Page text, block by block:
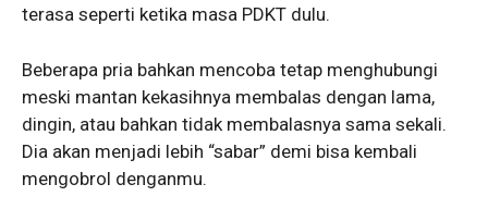
terasa seperti ketika masa PDKT dulu.
Beberapa pria bahkan mencoba tetap menghubungi
meski mantan kekasihnya membalas dengan lama,
dingin, atau bahkan tidak membalasnya sama sekali.
Dia akan menjadi lebih “sabar” demi bisa kembali
mengobrol denganmu.